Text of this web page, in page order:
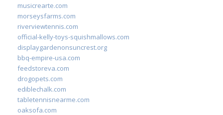
musicrearte.com
morseysfarms.com
riverviewtennis.com
official-kelly-toys-squishmallows.com
displaygardenonsuncrest.org
bbq-empire-usa.com
feedstoreva.com
drogopets.com
ediblechalk.com
tabletennisnearme.com
oaksofa.com